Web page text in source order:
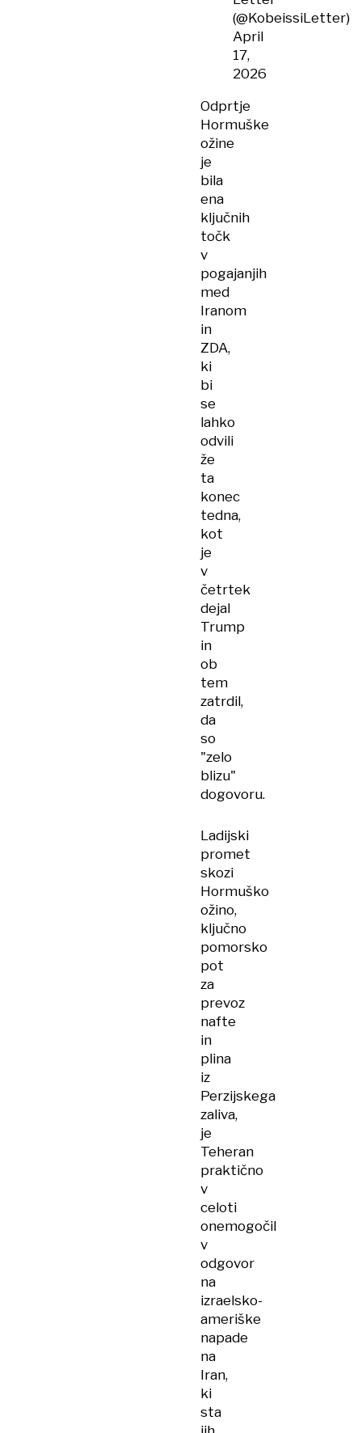
(@KobeissiLetter)
April
17,
2026
Odprtje
Hormuške
ožine
je
bila
ena
ključnih
točk
v
pogajanjih
med
Iranom
in
ZDA,
ki
bi
se
lahko
odvili
že
ta
konec
tedna,
kot
je
v
četrtek
dejal
Trump
in
ob
tem
zatrdil,
da
so
"zelo
blizu"
dogovoru.
Ladijski
promet
skozi
Hormuško
ožino,
ključno
pomorsko
pot
za
prevoz
nafte
in
plina
iz
Perzijskega
zaliva,
je
Teheran
praktično
v
celoti
onemogočil
v
odgovor
na
izraelsko-
ameriške
napade
na
Iran,
ki
sta